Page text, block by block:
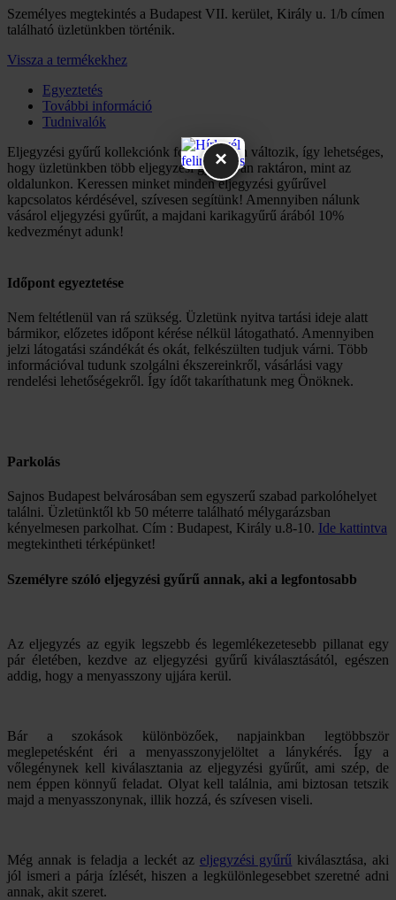
Személyes megtekintés a Budapest VII. kerület, Király u. 1/b címen
található üzletünkben történik.
Vissza a termékekhez
Egyeztetés
További információ
Tudnivalók
Eljegyzési gyűrű kollekciónk folyamatosan változik, így lehetséges,
hogy üzletünkben több eljegyzési gyűrű van raktáron, mint az
oldalunkon. Keressen minket minden eljegyzési gyűrűvel
kapcsolatos kérdésével, szívesen segítünk! Amennyiben nálunk
vásárol eljegyzési gyűrűt, a majdani karikagyűrű árából 10%
kedvezményt adunk!
Időpont egyeztetése
Nem feltétlenül van rá szükség. Üzletünk nyitva tartási ideje alatt
bármikor, előzetes időpont kérése nélkül látogatható. Amennyiben
jelzi látogatási szándékát és okát, felkészülten tudjuk várni. Több
információval tudunk szolgálni ékszereinkről, vásárlási vagy
rendelési lehetőségekről. Így ídőt takaríthatunk meg Önöknek.
Parkolás
Sajnos Budapest belvárosában sem egyszerű szabad parkolóhelyet
találni. Üzletünktől kb 50 méterre található mélygarázsban
kényelmesen parkolhat. Cím : Budapest, Király u.8-10. Ide kattintva
megtekintheti térképünket!
Személyre szóló eljegyzési gyűrű annak, aki a legfontosabb
Az eljegyzés az egyik legszebb és legemlékezetesebb pillanat egy
pár életében, kezdve az eljegyzési gyűrű kiválasztásától, egészen
addig, hogy a menyasszony ujjára kerül.
Bár a szokások különbözőek, napjainkban legtöbbször
meglepetésként éri a menyasszonyjelöltet a lánykérés. Így a
vőlegénynek kell kiválasztania az eljegyzési gyűrűt, ami szép, de
nem éppen könnyű feladat. Olyat kell találnia, ami biztosan tetszik
majd a menyasszonynak, illik hozzá, és szívesen viseli.
Még annak is feladja a leckét az eljegyzési gyűrű kiválasztása, aki
jól ismeri a párja ízlését, hiszen a legkülönlegesebbet szeretné adni
annak, akit szeret.
×